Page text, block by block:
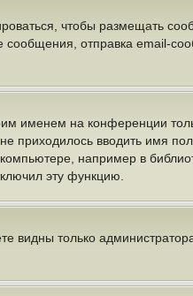
чтобы размещать
отправка email-
именем на конференции
приходилось вводить имя
например в
эту функцию.
видны только